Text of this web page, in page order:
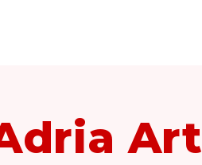
Art